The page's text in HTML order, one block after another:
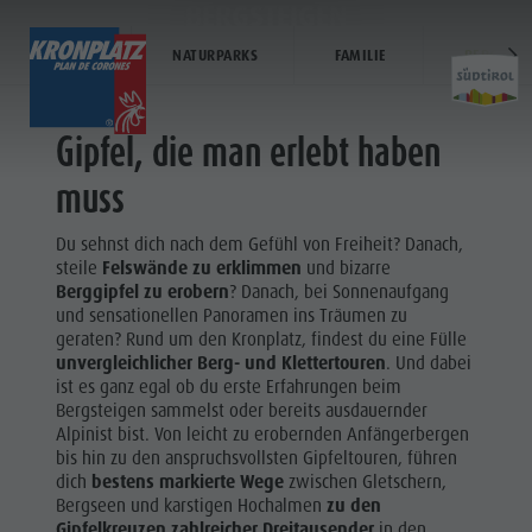
ENTDECKEN PLANEN &
SOMMER
HIGHLIGHTS
WANDERN
KLETTERN
RADFAHREN
Wandern
Der
Kronplatz
Radfahren
Klettern
Paragleiten
Ferienorte
Dolomiten UNESCO
Sehenswürdigkeiten
Familie & Kinder
Events
Kultur
Sehenswürdigkeiten
Bars & Restaurants
Cook the Mountain
Wandern
Der Kronplatz
Radfahren
Klettern
Paragleiten & Tandemfliegen
Weitere Aktivitäten
Ferienprogramme
Anreise
Angebote
Mobilität vor Ort
Katalogservice
Kontakt
Webcams
Wetter
Kronplatz Doctor Service
SOMMER NATURPARKS FAMILIE
Gipfel, die man erlebt haben
muss
Du sehnst dich nach dem Gefühl von Freiheit? Danach,
steile Felswände zu erklimmen und bizarre
Berggipfel zu erobern? Danach, bei Sonnenaufgang
und sensationellen Panoramen ins Träumen zu
geraten? Rund um den Kronplatz, findest du eine Fülle
unvergleichlicher Berg- und Klettertouren. Und dabei
ist es ganz egal ob du erste Erfahrungen beim
Bergsteigen sammelst oder bereits ausdauernder
Alpinist bist. Von leicht zu erobernden Anfängerbergen
bis hin zu den anspruchsvollsten Gipfeltouren, führen
dich bestens markierte Wege zwischen Gletschern,
Bergseen und karstigen Hochalmenzu den